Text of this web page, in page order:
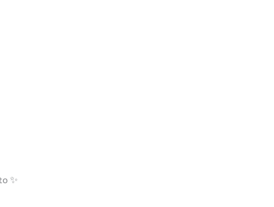
✨